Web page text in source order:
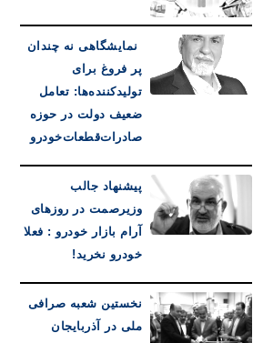
نمایشگاهی نه چندان
پر فروغ برای
تولیدکننده‌ها: تعامل
ضعیف دولت در حوزه
صادرات‌قطعات‌خودرو
پیشنهاد جالب
وزیرصمت در روزهای
آرام بازار خودرو : فعلا
خودرو نخرید!
نخستین شعبه صرافی
ملی در آذربایجان